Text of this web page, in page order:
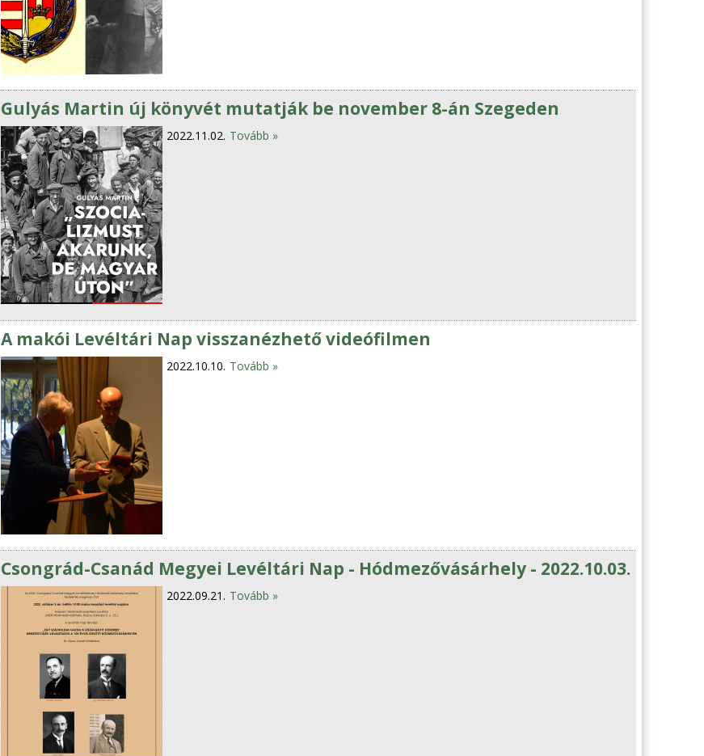
Gulyás Martin új könyvét mutatják be november 8-án Szegeden
2022.11.02. Tovább »
A makói Levéltári Nap visszanézhető videófilmen
2022.10.10. Tovább »
Csongrád-Csanád Megyei Levéltári Nap - Hódmezővásárhely - 2022.10.03.
2022.09.21. Tovább »